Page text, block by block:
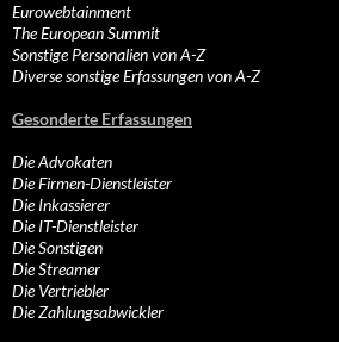
Eurowebtainment
The European Summit
Sonstige Personalien von A-Z
Diverse sonstige Erfassungen von A-Z
Gesonderte Erfassungen
Die Advokaten
Die Firmen-Dienstleister
Die Inkassierer
Die IT-Dienstleister
Die Sonstigen
Die Streamer
Die Vertriebler
Die Zahlungsabwickler